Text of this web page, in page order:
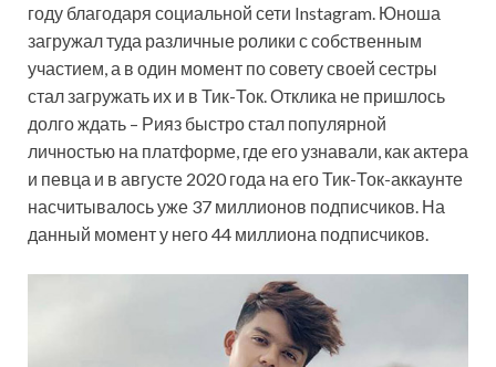
году благодаря социальной сети Instagram. Юноша
загружал туда различные ролики с собственным
участием, а в один момент по совету своей сестры
стал загружать их и в Тик-Ток. Отклика не пришлось
долго ждать – Рияз быстро стал популярной
личностью на платформе, где его узнавали, как актера
и певца и в августе 2020 года на его Тик-Ток-аккаунте
насчитывалось уже 37 миллионов подписчиков. На
данный момент у него 44 миллиона подписчиков.